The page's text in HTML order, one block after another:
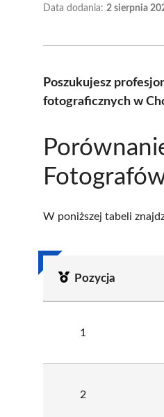
Data dodania: 2 sierpnia
Poszukujesz
fotograficznych w
W poniższej tabeli
Pozycja
1
2